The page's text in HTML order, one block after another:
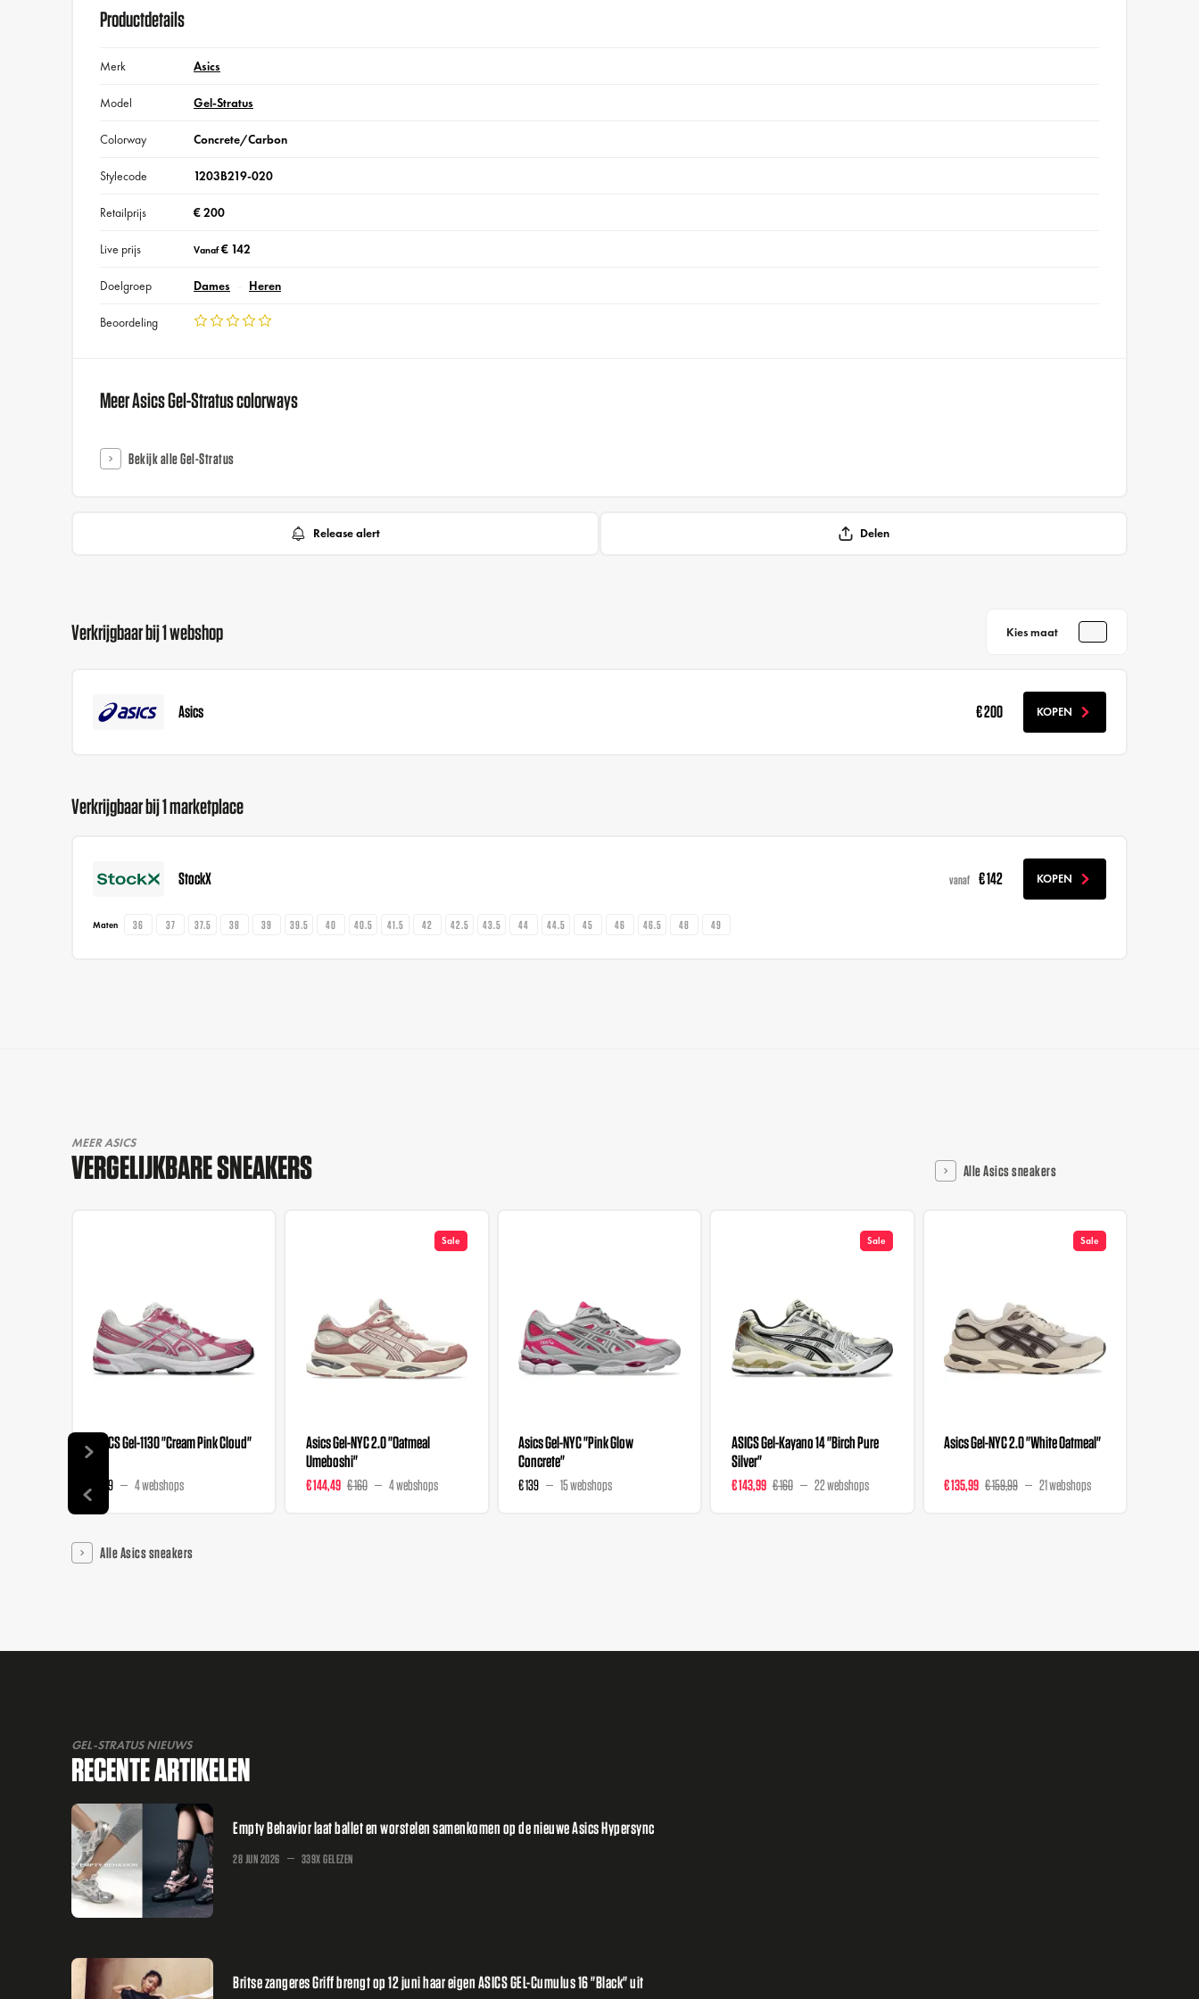
Productdetails
Merk Asics
Model Gel-Stratus
Colorway Concrete/Carbon
Stylecode 1203B219-020
Retailprijs € 200
Live prijs Vanaf€ 142
Doelgroep Dames Heren
Beoordeling
Meer Asics Gel-Stratus colorways
Bekijk alle Gel-Stratus
Release alert Delen
Verkrijgbaar bij 1 webshop Kies maat
Asics € 200 KOPEN
Verkrijgbaar bij 1 marketplace
StockX vanaf € 142 KOPEN
Maten 36 37 37.5 38 39 39.5 40 40.5 41.5 42 42.5 43.5 44 44.5 45 46 46.5 48 49
MEER ASICS
VERGELIJKBARE SNEAKERS Alle Asics sneakers
ASICS Gel-1130 "Cream Pink Cloud"
€ 109 4 webshops
Sale
Asics Gel-NYC 2.0 "Oatmeal
Umeboshi"
€ 144,49 € 160 4 webshops
Asics Gel-NYC "Pink Glow
Concrete"
€ 139 15 webshops
Sale
ASICS Gel-Kayano 14 "Birch Pure
Silver"
€ 143,99 € 160 22 webshops
Sale
Asics Gel-NYC 2.0 "White Oatmeal"
€ 135,99 € 159,99 21 webshops
Alle Asics sneakers
GEL-STRATUS NIEUWS
RECENTE ARTIKELEN
Empty Behavior laat ballet en worstelen samenkomen op de nieuwe Asics Hypersync
28 JUN 2026 339X GELEZEN
Britse zangeres Griff brengt op 12 juni haar eigen ASICS GEL-Cumulus 16 "Black" uit